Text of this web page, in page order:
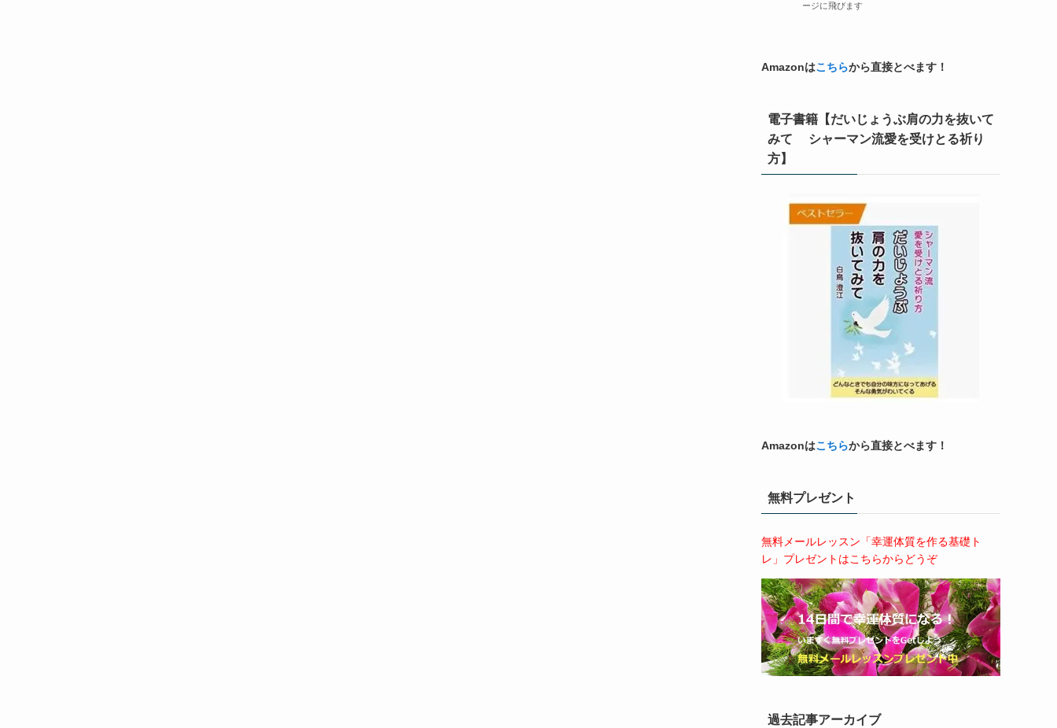
ージに飛びます
Amazonはこちらから直接とべます！
電子書籍【だいじょうぶ肩の力を抜いて
みて シャーマン流愛を受けとる祈り
方】
Amazonはこちらから直接とべます！
無料プレゼント
無料メールレッスン「幸運体質を作る基礎ト
レ」プレゼントはこちらからどうぞ
過去記事アーカイブ